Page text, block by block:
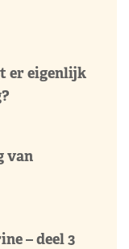
er eigenlijk
van
– deel 3